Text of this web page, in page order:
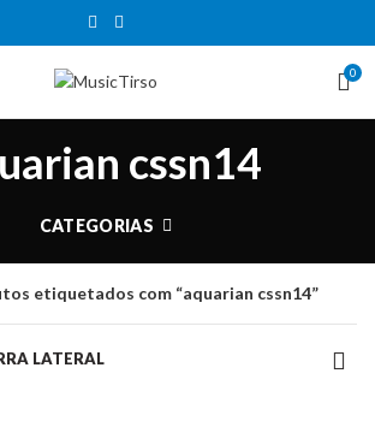
0
cssn14
CATEGORIAS
etiquetados com “aquarian cssn14”
LATERAL